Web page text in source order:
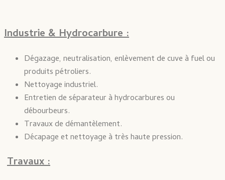
Industrie & Hydrocarbure :
Dégazage, neutralisation, enlèvement de cuve à fuel ou
produits pétroliers.
Nettoyage industriel.
Entretien de séparateur à hydrocarbures ou
débourbeurs.
Travaux de démantèlement.
Décapage et nettoyage à très haute pression.
Travaux :